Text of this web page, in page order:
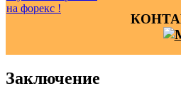
Заключение